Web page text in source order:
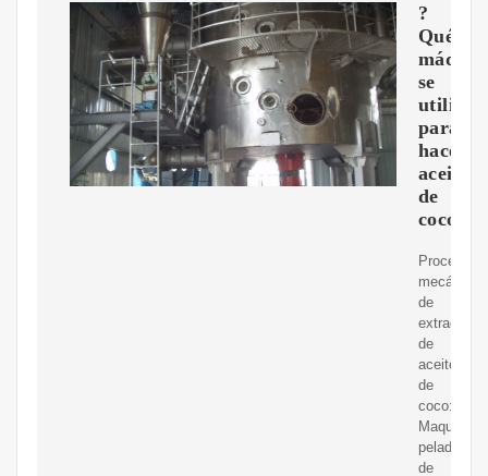
?
Qué
se
utiliza
para
hacer
aceite
de
coco?
Proceso
mecánico
de
extracción
de
aceite
de
coco:
Maquina
peladora
de